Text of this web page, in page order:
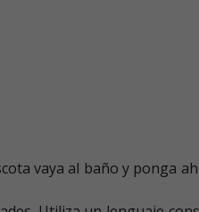
vaya al baño y ponga